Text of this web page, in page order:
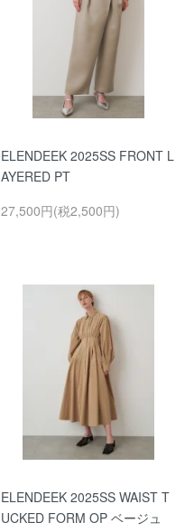
ELENDEEK 2025SS FRONT L
AYERED PT
27,500円(税2,500円)
ELENDEEK 2025SS WAIST T
UCKED FORM OP ベージュ